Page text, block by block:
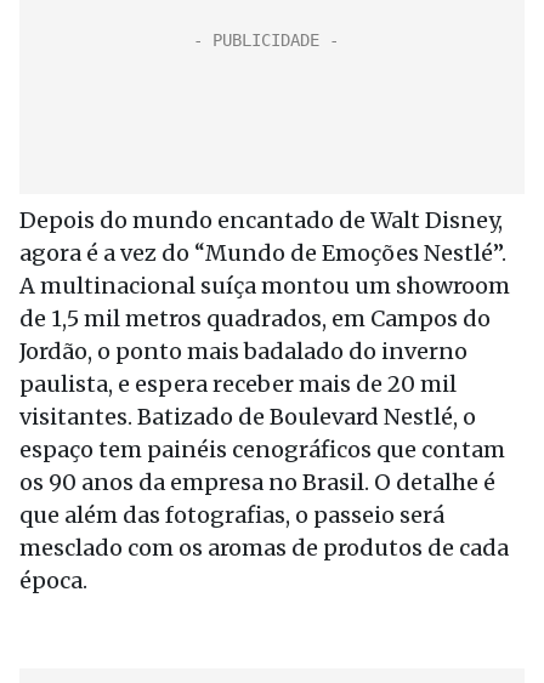
Depois do mundo encantado de Walt Disney,
agora é a vez do “Mundo de Emoções Nestlé”.
A multinacional suíça montou um showroom
de 1,5 mil metros quadrados, em Campos do
Jordão, o ponto mais badalado do inverno
paulista, e espera receber mais de 20 mil
visitantes. Batizado de Boulevard Nestlé, o
espaço tem painéis cenográficos que contam
os 90 anos da empresa no Brasil. O detalhe é
que além das fotografias, o passeio será
mesclado com os aromas de produtos de cada
época.